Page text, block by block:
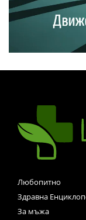
Любопитно
Здравна
За мъжа